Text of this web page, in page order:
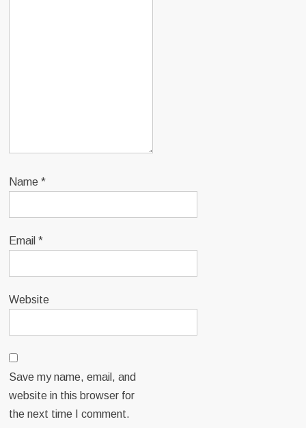
Name*
Email*
Website
Save my name, email, and
website in this browser for
the next time I comment.